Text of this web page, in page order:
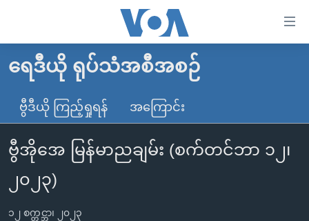
လွယ်ကူ
သည့်
Link
များ
ပင်မ
မူလစာမျက်နှာ
မြန်မာ
ကမ္ဘာ့သတင်းများ
နိုင်ငံတကာ
အမေရိကန်
ဗွီဒီယို
သတင်းလွတ်လပ်ခွင့်
ရပ်ဝန်းတခု လမ်းတခု အလွန်
ရေဒီယို ရုပ်သံအစီအစဉ်
ဗွီဒီယို ကြည့်ရှုရန် အကြောင်း
ဗွီအိုအေ မြန်မာညချမ်း (စက်တင်ဘာ ၁၂၊
၂၀၂၃)
၁၂ စက္တင္ဘာ၊ ၂၀၂၃